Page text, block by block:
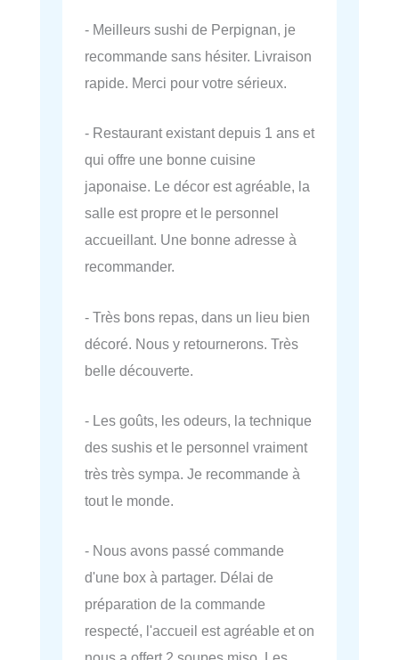
- Meilleurs sushi de Perpignan, je
recommande sans hésiter. Livraison
rapide. Merci pour votre sérieux.
- Restaurant existant depuis 1 ans et
qui offre une bonne cuisine
japonaise. Le décor est agréable, la
salle est propre et le personnel
accueillant. Une bonne adresse à
recommander.
- Très bons repas, dans un lieu bien
décoré. Nous y retournerons. Très
belle découverte.
- Les goûts, les odeurs, la technique
des sushis et le personnel vraiment
très très sympa. Je recommande à
tout le monde.
- Nous avons passé commande
d'une box à partager. Délai de
préparation de la commande
respecté, l'accueil est agréable et on